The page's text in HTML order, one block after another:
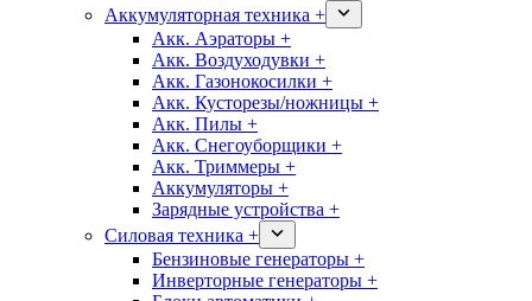
Аккумуляторная техника +
Акк. Аэраторы +
Акк. Воздуходувки +
Акк. Газонокосилки +
Акк. Кусторезы/ножницы +
Акк. Пилы +
Акк. Снегоуборщики +
Акк. Триммеры +
Аккумуляторы +
Зарядные устройства +
Силовая техника +
Бензиновые генераторы +
Инверторные генераторы +